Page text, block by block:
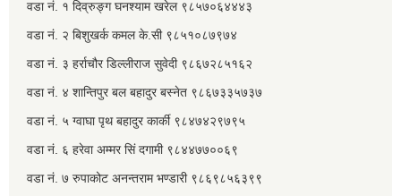
वडा नं. १ दिव्रुङ्ग घनश्याम खरेल ९८५७०६४४४३
वडा नं. २ ‌‍बिशुखर्क कमल के.सी ९८५१०८७९७४
वडा नं. ३ हर्राचौर डिल्लीराज सुवेदी ९८६७२८५१६२
वडा नं. ४ शान्तिपुर बल बहादुर बस्नेत​ ९८६७३३५७३७
वडा नं. ५ ग्वाघा पृथ बहादुर कार्की ९८४७४२९७९५
वडा नं. ६ हरेवा अम्मर सिं दगामी​ ९८४४७७००६९
वडा नं. ७ ‌‍रुपाकोट अनन्तराम भण्डारी ९८६९८५६३९९